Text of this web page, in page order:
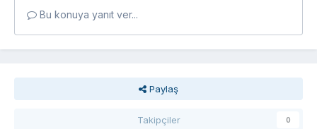
Bu konuya yanıt ver...
Paylaş
Takipçiler 0